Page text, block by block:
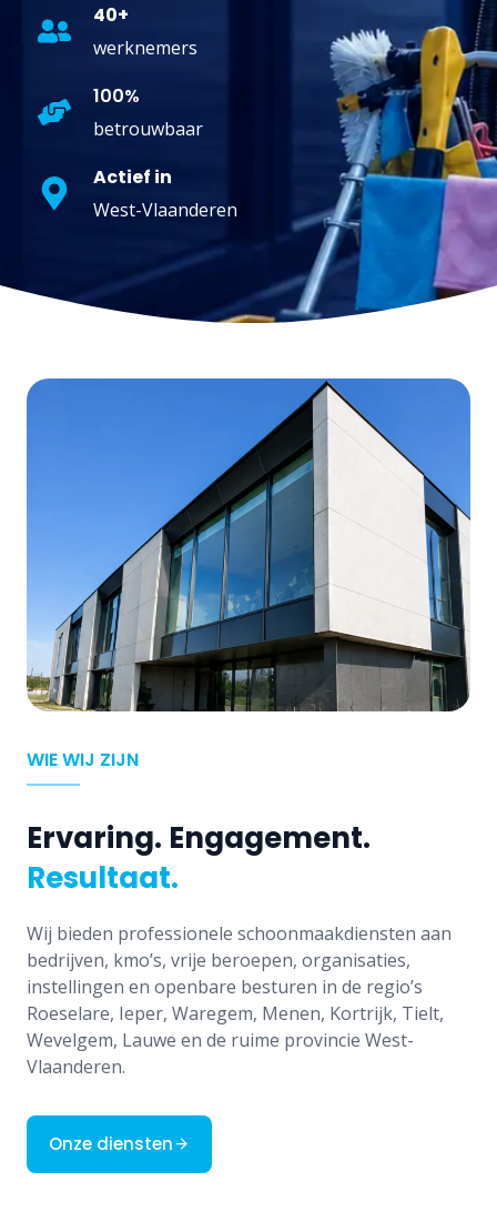
40+
werknemers
100%
betrouwbaar
Actief in
West-Vlaanderen
WIE WIJ ZIJN
Ervaring. Engagement.
Resultaat.
Wij bieden professionele schoonmaakdiensten aan
bedrijven, kmo’s, vrije beroepen, organisaties,
instellingen en openbare besturen in de regio’s
Roeselare, Ieper, Waregem, Menen, Kortrijk, Tielt,
Wevelgem, Lauwe en de ruime provincie West-
Vlaanderen.
Onze diensten